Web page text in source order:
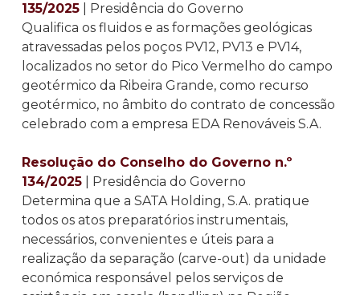
135/2025| Presidência do Governo
Qualifica os fluidos e as formações geológicas
atravessadas pelos poços PV12, PV13 e PV14,
localizados no setor do Pico Vermelho do campo
geotérmico da Ribeira Grande, como recurso
geotérmico, no âmbito do contrato de concessão
celebrado com a empresa EDA Renováveis S.A.
Resolução do Conselho do Governo n.º
134/2025| Presidência do Governo
Determina que a SATA Holding, S.A. pratique
todos os atos preparatórios instrumentais,
necessários, convenientes e úteis para a
realização da separação (carve-out) da unidade
económica responsável pelos serviços de